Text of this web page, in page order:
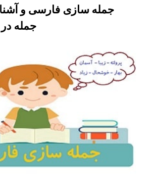
جمله سازی فارسی و
جمله